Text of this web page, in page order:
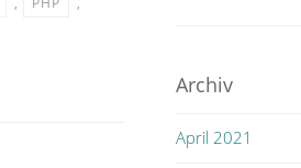
Archiv
April 2021